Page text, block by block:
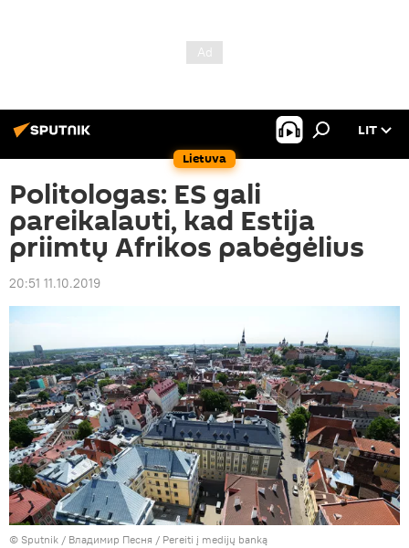
Lietuva
LIT
Politologas: ES gali
pareikalauti, kad Estija
priimtų Afrikos pabėgėlius
20:51 11.10.2019
© Sputnik / Владимир Песня / Pereiti į medijų banką